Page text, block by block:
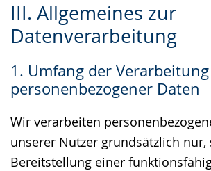
III. Allgemeines zur
Datenverarbeitung
1. Umfang der Verarbeitung
personenbezogener Daten
Wir verarbeiten
unserer Nutzer grundsätzlich
Bereitstellung einer
Leichten
Sprache
Audio-
Unterstützung.
Video
in
Gebärdensprache
wird
angezeigt.